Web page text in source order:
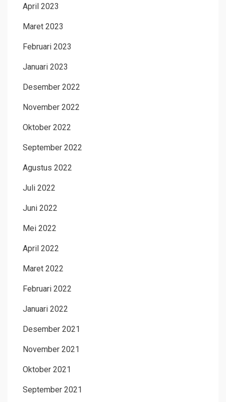
April 2023
Maret 2023
Februari 2023
Januari 2023
Desember 2022
November 2022
Oktober 2022
September 2022
Agustus 2022
Juli 2022
Juni 2022
Mei 2022
April 2022
Maret 2022
Februari 2022
Januari 2022
Desember 2021
November 2021
Oktober 2021
September 2021